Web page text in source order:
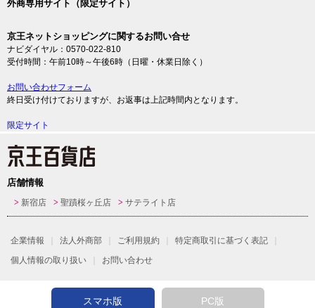
外商専用サイト（限定サイト）
京王ネットショッピングに関するお問い合せ
ナビダイヤル：0570-022-810
受付時間：午前10時～午後6時（日曜・休業日除く）
お問い合わせフォーム
終日受け付けておりますが、お返事は上記時間内となります。
限定サイト
店舗情報
新宿店 聖蹟桜ヶ丘店 サテライト店
企業情報 法人外商部 ご利用規約
特定商取引に基づく表記
個人情報の取り扱い
お問い合わせ
スマホ版 PC版